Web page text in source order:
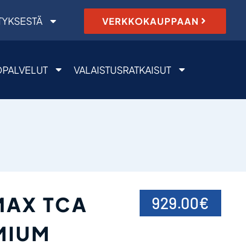
VERKKOKAUPPAAN
VALAISTUSRATKAISUT
TCA
929.00€